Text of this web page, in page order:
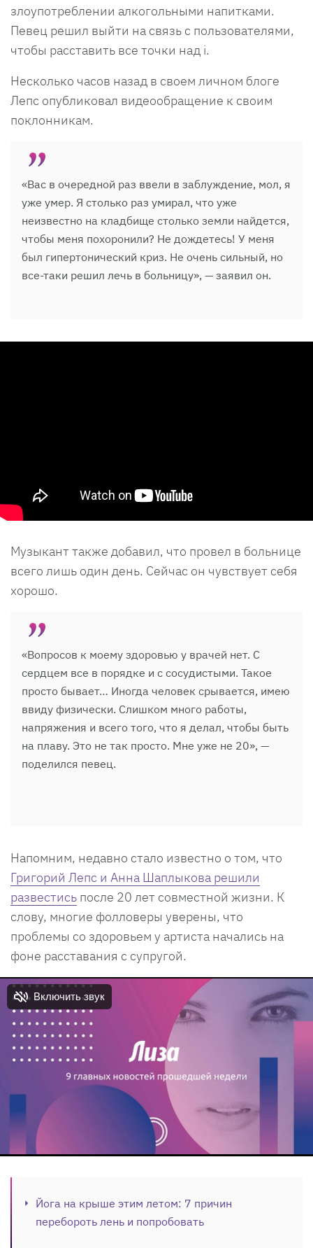
злоупотреблении алкогольными напитками.
Певец решил выйти на связь с пользователями,
чтобы расставить все точки над i.
Несколько часов назад в своем личном блоге
Лепс опубликовал видеообращение к своим
поклонникам.
«Вас в очередной раз ввели в заблуждение, мол, я
уже умер. Я столько раз умирал, что уже
неизвестно на кладбище столько земли найдется,
чтобы меня похоронили? Не дождетесь! У меня
был гипертонический криз. Не очень сильный, но
все-таки решил лечь в больницу», — заявил он.
Музыкант также добавил, что провел в больнице
всего лишь один день. Сейчас он чувствует себя
хорошо.
«Вопросов к моему здоровью у врачей нет. С
сердцем все в порядке и с сосудистыми. Такое
просто бывает… Иногда человек срывается, имею
ввиду физически. Слишком много работы,
напряжения и всего того, что я делал, чтобы быть
на плаву. Это не так просто. Мне уже не 20», —
поделился певец.
Напомним, недавно стало известно о том, что
Григорий Лепс и Анна Шаплыкова решили
развестись после 20 лет совместной жизни. К
слову, многие фолловеры уверены, что
проблемы со здоровьем у артиста начались на
фоне расставания с супругой.
Йога на крыше этим летом: 7 причин
перебороть лень и попробовать